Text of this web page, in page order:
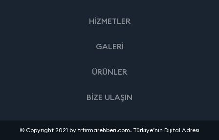
HİZMETLER
GALERİ
ÜRÜNLER
BİZE ULAŞIN
© Copyright 2021 by trfirmarehberi.com. Türkiye’nin Dijital Adresi